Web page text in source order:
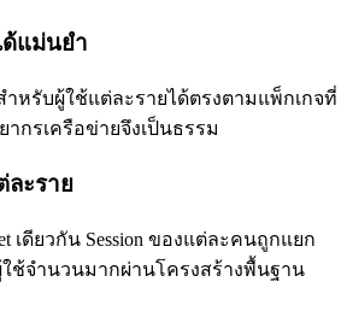
แม่นยำ
หรับผู้ใช้แต่ละรายได้ตรงตามแพ็กเกจที่
กรเครือข่ายจึงเป็นธรรม
ละราย
เดียวกัน Session ของแต่ละคนถูกแยก
ใช้จำนวนมากผ่านโครงสร้างพื้นฐาน